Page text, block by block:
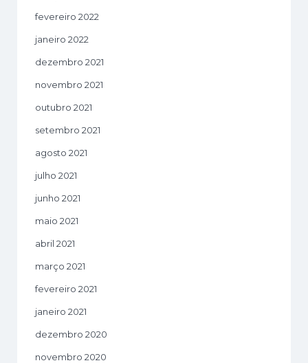
fevereiro 2022
janeiro 2022
dezembro 2021
novembro 2021
outubro 2021
setembro 2021
agosto 2021
julho 2021
junho 2021
maio 2021
abril 2021
março 2021
fevereiro 2021
janeiro 2021
dezembro 2020
novembro 2020